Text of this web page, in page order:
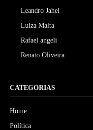
Leandro Jahel
Luiza Malta
Rafael angeli
Renato Oliveira
CATEGORIAS
Home
Política